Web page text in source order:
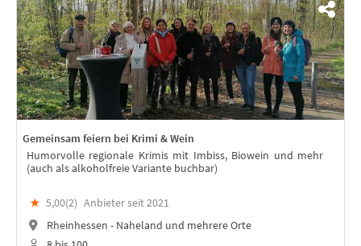
Gemeinsam feiern bei Krimi & Wein
Humorvolle regionale Krimis mit Imbiss, Biowein und mehr
(auch als alkoholfreie Variante buchbar)
★ 5,00(2) Anbieter seit 2021
Rheinhessen - Naheland und mehrere Orte